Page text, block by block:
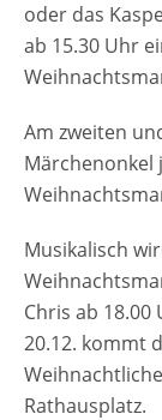
oder das
ab 15.30 Uhr
Am zweiten
Märchenonkel
Musikalisch
Chris ab
20.12. kommt
Rathausplatz.